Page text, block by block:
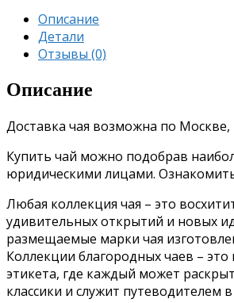
Описание
Детали
Отзывы (0)
Описание
Доставка чая возможна по Москве,
Купить чай можно подобрав
юридическими лицами.
Любая коллекция чая – это
удивительных открытий и новых
размещаемые марки чая
Коллекции благородных чаев –
этикета, где каждый может
классики и служит путеводителем